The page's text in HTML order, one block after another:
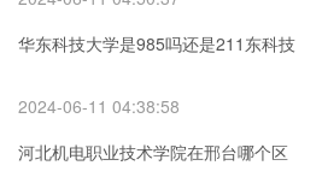
华东科技大学是985吗还是211东科技
2024-06-11 04:38:58
河北机电职业技术学院在邢台哪个区